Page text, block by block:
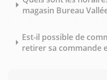
magasin Bureau
Est-il possible de
retirer sa commande